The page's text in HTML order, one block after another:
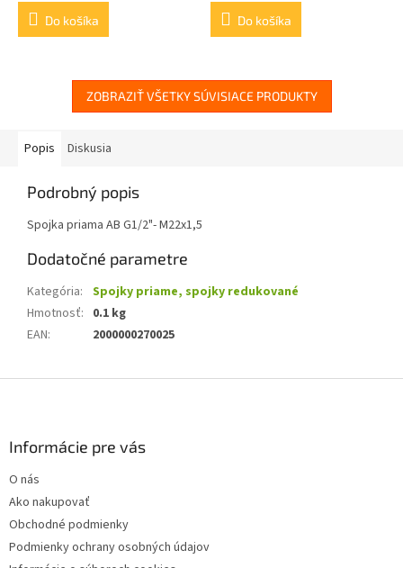
Do košíka Do košíka
ZOBRAZIŤ VŠETKY SÚVISIACE PRODUKTY
Popis Diskusia
Podrobný popis
Spojka priama AB G1/2"- M22x1,5
Dodatočné parametre
Kategória: Spojky priame, spojky redukované
Hmotnosť: 0.1 kg
EAN: 2000000270025
Informácie pre vás
O nás
Ako nakupovať
Obchodné podmienky
Podmienky ochrany osobných údajov